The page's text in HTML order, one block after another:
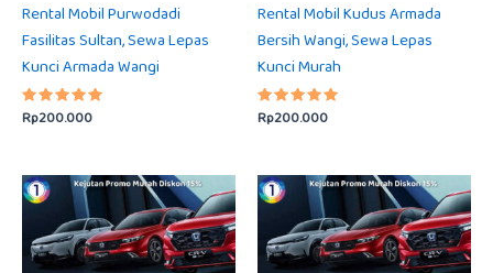
Rental Mobil Purwodadi
Fasilitas Sultan, Sewa Lepas
Kunci Armada Wangi
Dinilai
5.00
Rp200.000
Rental Mobil Kudus Armada
Bersih Wangi, Sewa Lepas
Kunci Murah
Dinilai
5.00
Rp200.000